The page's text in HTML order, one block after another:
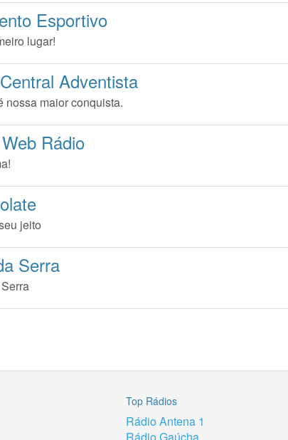
Esportivo
lugar!
Adventista
nossa maior conquista.
Rádio
jeito
Serra
Top Rádios
Rádio Antena 1